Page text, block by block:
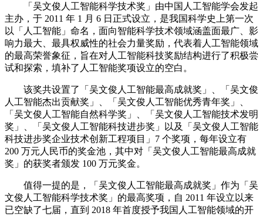
「吴文俊人工智能科学技术奖」由中国人工智能学会发起
主办，于 2011 年 1 月 6 日正式设立，是我国科学史上第一次
以「人工智能」命名，面向智能科学技术领域涵盖面最广、影
响力最大、最具权威性的社会力量奖励，代表着人工智能领域
的最高荣誉象征，旨在对人工智能科技奖励结构进行了积极尝
试和探索，填补了人工智能奖项设立的空白。
该奖共设置了「吴文俊人工智能最高成就奖」、「吴文俊
人工智能杰出贡献奖」、「吴文俊人工智能优秀青年奖」、
「吴文俊人工智能自然科学奖」、「吴文俊人工智能技术发明
奖」、「吴文俊人工智能科技进步奖」以及「吴文俊人工智能
科技进步奖企业技术创新工程项目」7 个奖项，每年设立有
200 万元人民币的奖金池，其中对「吴文俊人工智能最高成就
奖」的获奖者颁发 100 万元奖金。
值得一提的是，「吴文俊人工智能最高成就奖」作为「吴
文俊人工智能科学技术奖」的最高奖项，自 2011 年设立以来
已空缺了七届，直到 2018 年首度授予我国人工智能领域的开